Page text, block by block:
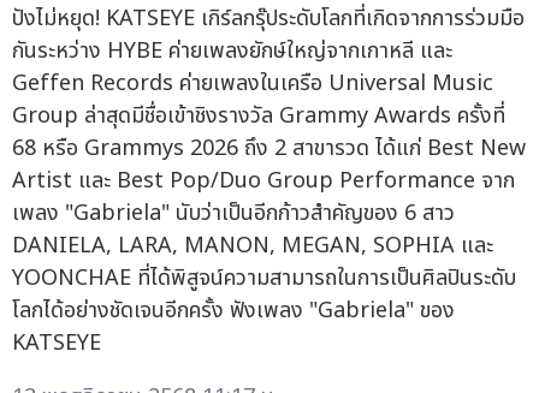
ปังไม่หยุด! KATSEYE เกิร์ลกรุ๊ประดับโลกที่เกิดจากการร่วมมือ
กันระหว่าง HYBE ค่ายเพลงยักษ์ใหญ่จากเกาหลี และ
Geffen Records ค่ายเพลงในเครือ Universal Music
Group ล่าสุดมีชื่อเข้าชิงรางวัล Grammy Awards ครั้งที่
68 หรือ Grammys 2026 ถึง 2 สาขารวด ได้แก่ Best New
Artist และ Best Pop/Duo Group Performance จาก
เพลง "Gabriela" นับว่าเป็นอีกก้าวสำคัญของ 6 สาว
DANIELA, LARA, MANON, MEGAN, SOPHIA และ
YOONCHAE ที่ได้พิสูจน์ความสามารถในการเป็นศิลปินระดับ
โลกได้อย่างชัดเจนอีกครั้ง ฟังเพลง "Gabriela" ของ
KATSEYE